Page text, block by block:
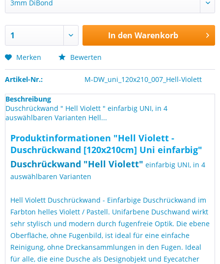
In den Warenkorb
Merken Bewerten
Artikel-Nr.: M-DW_uni_120x210_007_Hell-Violett
Beschreibung
Duschrückwand " Hell Violett " einfarbig UNI, in 4
auswählbaren Varianten Hell...
Produktinformationen "Hell Violett -
Duschrückwand [120x210cm] Uni einfarbig"
Duschrückwand "Hell Violett" einfarbig UNI, in 4
auswählbaren Varianten
Hell Violett Duschrückwand - Einfarbige Duschrückwand im
Farbton helles Violett / Pastell. Unifarbene Duschwand wirkt
sehr stylisch und modern durch fugenfreie Optik. Die ebene
Oberfläche, ohne Fugenbild, ist ideal für eine einfache
Reinigung, ohne Dreckansammlungen in den Fugen. Ideal
für alle, die eine Dusche als Designobjekt und Eyecatcher